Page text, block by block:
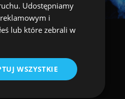
POLISH
Udostępniamy
i
lub które zebrali w
WSZYSTKIE